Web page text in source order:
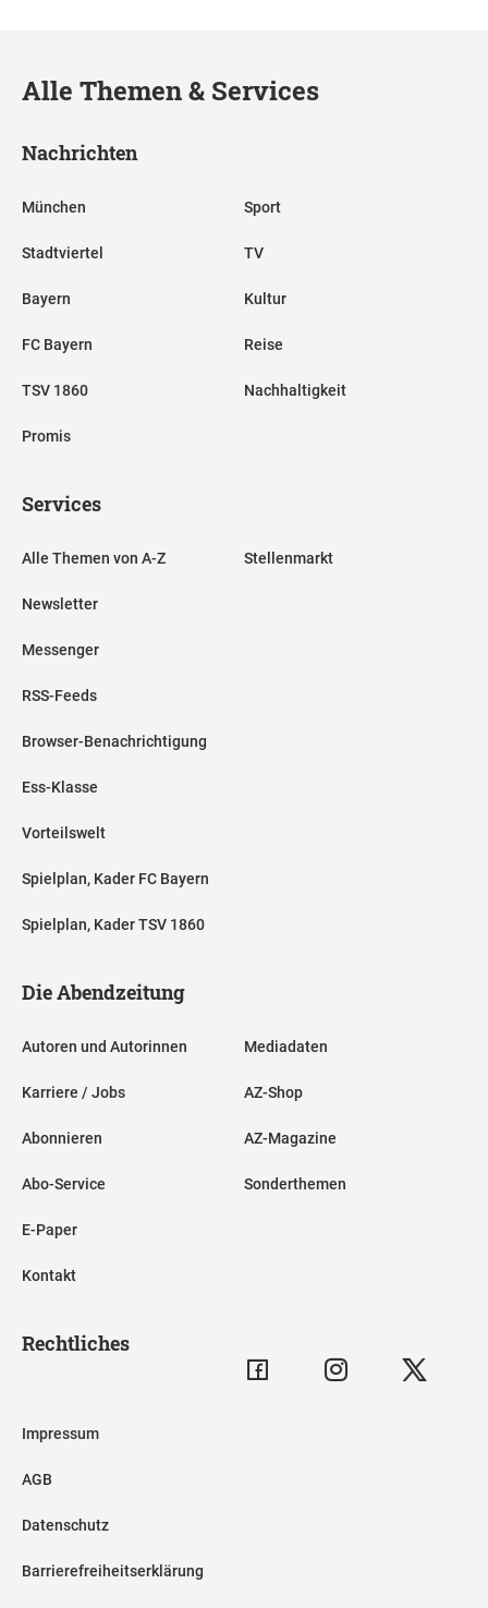
Alle Themen & Services
Nachrichten
München
Stadtviertel
Bayern
FC Bayern
TSV 1860
Promis
Sport
TV
Kultur
Reise
Nachhaltigkeit
Services
Alle Themen von A-Z
Newsletter
Messenger
RSS-Feeds
Browser-Benachrichtigung
Ess-Klasse
Vorteilswelt
Spielplan, Kader FC Bayern
Spielplan, Kader TSV 1860
Stellenmarkt
Die Abendzeitung
Autoren und Autorinnen
Karriere / Jobs
Abonnieren
Abo-Service
E-Paper
Kontakt
Mediadaten
AZ-Shop
AZ-Magazine
Sonderthemen
Rechtliches
Impressum
AGB
Datenschutz
Barrierefreiheitserklärung